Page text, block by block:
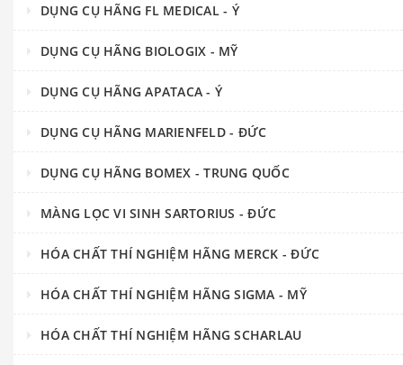
DỤNG CỤ HÃNG FL MEDICAL - Ý
DỤNG CỤ HÃNG BIOLOGIX - MỸ
DỤNG CỤ HÃNG APATACA - Ý
DỤNG CỤ HÃNG MARIENFELD - ĐỨC
DỤNG CỤ HÃNG BOMEX - TRUNG QUỐC
MÀNG LỌC VI SINH SARTORIUS - ĐỨC
HÓA CHẤT THÍ NGHIỆM HÃNG MERCK - ĐỨC
HÓA CHẤT THÍ NGHIỆM HÃNG SIGMA - MỸ
HÓA CHẤT THÍ NGHIỆM HÃNG SCHARLAU